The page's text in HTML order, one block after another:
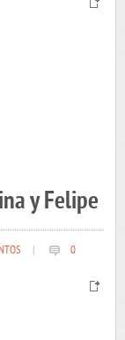
y Felipe
0